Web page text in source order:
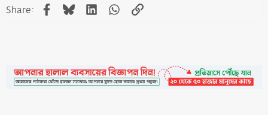
Share: Facebook
BlueskyLinkedInWhatsApp
Link